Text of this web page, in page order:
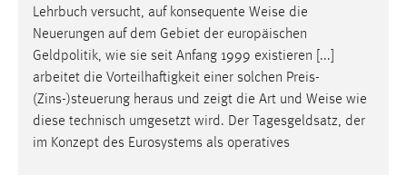
Lehrbuch versucht, auf konsequente Weise die
Neuerungen auf dem Gebiet der europäischen
Geldpolitik, wie sie seit Anfang 1999 existieren [...]
arbeitet die Vorteilhaftigkeit einer solchen Preis-
(Zins-)steuerung heraus und zeigt die Art und Weise wie
diese technisch umgesetzt wird. Der Tagesgeldsatz, der
im Konzept des Eurosystems als operatives